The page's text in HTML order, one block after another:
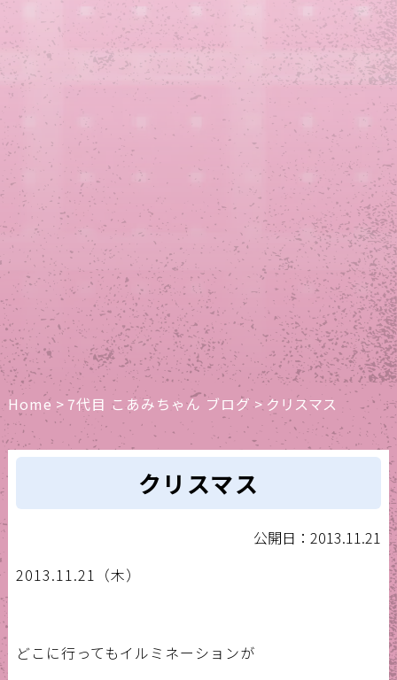
Home > 7代目 こあみちゃん ブログ > クリスマス
クリスマス
公開日：2013.11.21
2013.11.21（木）
どこに行ってもイルミネーションが